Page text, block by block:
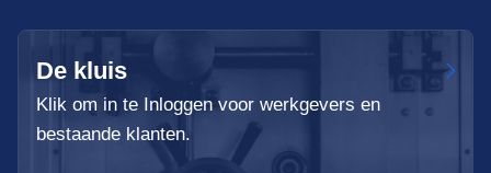
De kluis
Klik om in te Inloggen voor werkgevers en
bestaande klanten.